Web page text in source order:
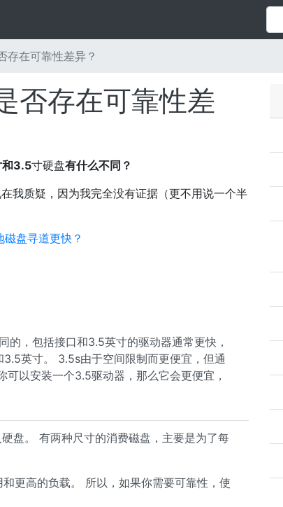
存在可靠性差异？
否存在可靠性差
3.5寸硬盘有什么不同？
我质疑，因为我完全没有证据（更不用说一个半
盘寻道更快？
，包括接口和3.5英寸的驱动器通常更快，
英寸。 3.5s由于空间限制而更便宜，但通
以安装一个3.5驱动器，那么它会更便宜，
盘。 有两种尺寸的消费磁盘，主要是为了每
更高的负载。 所以，如果你需要可靠性，使